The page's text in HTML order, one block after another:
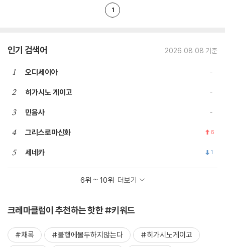
1
인기 검색어 2026.08.08 기준
1 오디세이아
2 히가시노 게이고
3 민음사
4 그리스로마신화 6
5 세네카 1
6위 ~ 10위 더보기
크레마클럽이 추천하는 핫한 #키워드
#채록 #불행에몰두하지않는다
#히가시노게이고